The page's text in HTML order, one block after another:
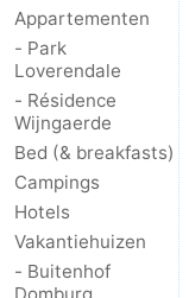
Appartementen
- Park
Loverendale
- Résidence
Wijngaerde
Bed (& breakfasts)
Campings
Hotels
Vakantiehuizen
- Buitenhof